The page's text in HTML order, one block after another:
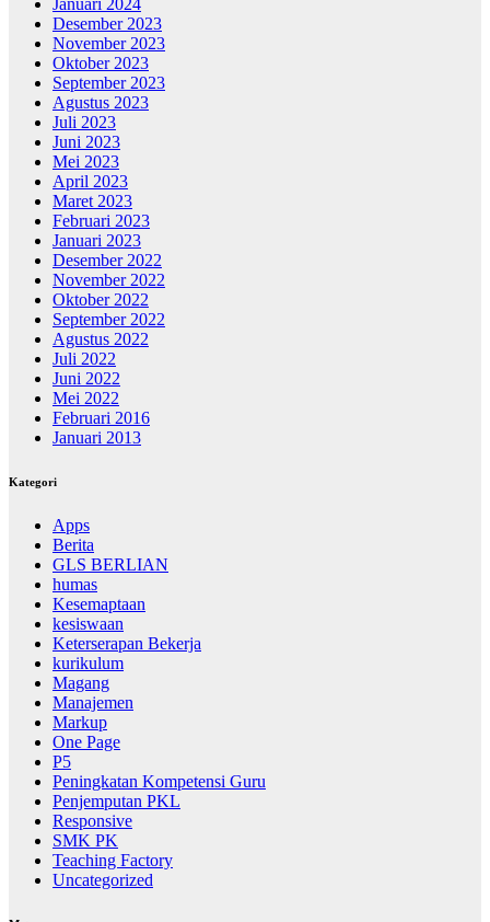
Desember 2023
November 2023
Oktober 2023
September 2023
Agustus 2023
Juli 2023
Juni 2023
Mei 2023
April 2023
Maret 2023
Februari 2023
Januari 2023
Desember 2022
November 2022
Oktober 2022
September 2022
Agustus 2022
Juli 2022
Juni 2022
Mei 2022
Februari 2016
Januari 2013
Kategori
Apps
Berita
GLS BERLIAN
humas
Kesemaptaan
kesiswaan
Keterserapan Bekerja
kurikulum
Magang
Manajemen
Markup
One Page
P5
Peningkatan Kompetensi Guru
Penjemputan PKL
Responsive
SMK PK
Teaching Factory
Uncategorized